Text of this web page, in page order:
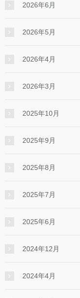
2026年6月
2026年5月
2026年4月
2026年3月
2025年10月
2025年9月
2025年8月
2025年7月
2025年6月
2024年12月
2024年4月